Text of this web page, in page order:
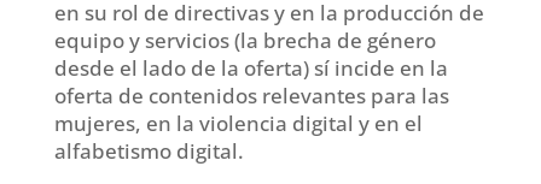
en su rol de directivas y en la producción de
equipo y servicios (la brecha de género
desde el lado de la oferta) sí incide en la
oferta de contenidos relevantes para las
mujeres, en la violencia digital y en el
alfabetismo digital.